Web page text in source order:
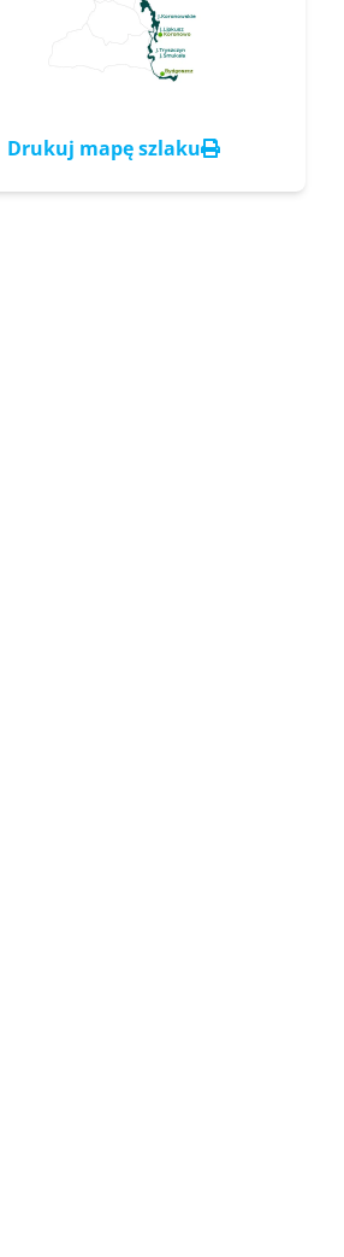
Drukuj mapę szlaku